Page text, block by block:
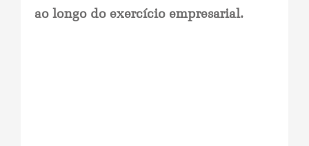
ao longo do exercício empresarial.